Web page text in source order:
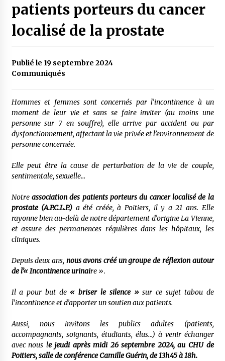
patients porteurs du cancer
localisé de la prostate
Publié le 19 septembre 2024
Communiqués
Hommes et femmes sont concernés par l’incontinence à un
moment de leur vie et sans se faire inviter (au moins une
personne sur 7 en souffre), elle arrive par accident ou par
dysfonctionnement, affectant la vie privéeetl’environnement de
personne concernée.
Elle peut être la cause de perturbation de la vie de couple,
sentimentale, sexuelle…
Notre association des patients porteurs du cancer localisé de la
prostate (A.P.C.L.P.) a été créée,à Poitiers, il y a 21 ans. Elle
rayonne bien au-delà de notre département d’origine La Vienne,
et assure des permanences régulières dans les hôpitaux, les
cliniques.
Depuis deux ans, nous avons créé un groupe de réflexion autour
de l’« Incontinence urinaire ».
Il a pour but de« briser le silence »sur ce sujet tabou de
l’incontinenceet d’apporter un soutien aux patients.
Aussi, nous invitons les publics adultes (patients,
accompagnants, soignants, étudiants, élus…) à venir échanger
avec nous le jeudi après midi 26 septembre 2024, au CHU de
Poitiers, salle de conférence Camille Guérin, de 13h45 à 18h.